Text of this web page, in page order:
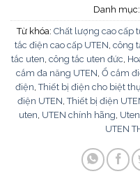
Danh mục:
Từ khóa: Chất lượng cao cấp
tắc điện cao cấp UTEN công
tắc uten công tắc uten đức
cắm đa năng UTEN Ổ cắm
điện ,Thiết bị điện cho biệt
điện UTEN ,Thiết bị điện
uten UTEN chính hãng
UTEN